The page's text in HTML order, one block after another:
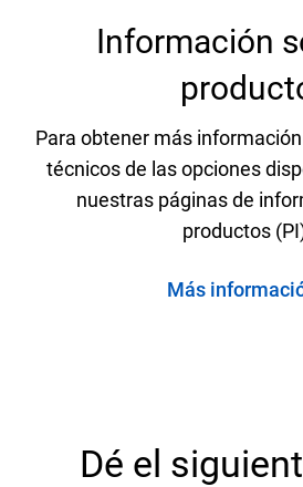
Información
Para obtener más
técnicos de las opciones
nuestras páginas de
productos
Más
Dé el